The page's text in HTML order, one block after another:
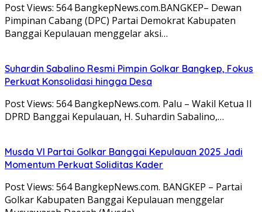
Post Views: 564 BangkepNews.com.BANGKEP– Dewan
Pimpinan Cabang (DPC) Partai Demokrat Kabupaten
Banggai Kepulauan menggelar aksi…
Suhardin Sabalino Resmi Pimpin Golkar Bangkep, Fokus
Perkuat Konsolidasi hingga Desa
Post Views: 564 BangkepNews.com. Palu – Wakil Ketua II
DPRD Banggai Kepulauan, H. Suhardin Sabalino,…
Musda VI Partai Golkar Banggai Kepulauan 2025 Jadi
Momentum Perkuat Soliditas Kader
Post Views: 564 BangkepNews.com. BANGKEP – Partai
Golkar Kabupaten Banggai Kepulauan menggelar